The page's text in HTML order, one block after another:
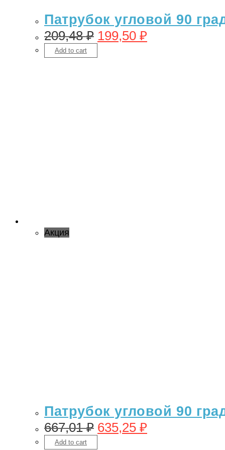
Патрубок угловой 90
209,48₽ 199,50 ₽
Add to cart
Акция
Патрубок угловой 90
667,01₽ 635,25 ₽
Add to cart